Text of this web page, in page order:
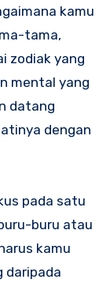
kamu
tama,
zodiak yang
mental yang
datang
dengan
pada satu
buru atau
kamu
daripada